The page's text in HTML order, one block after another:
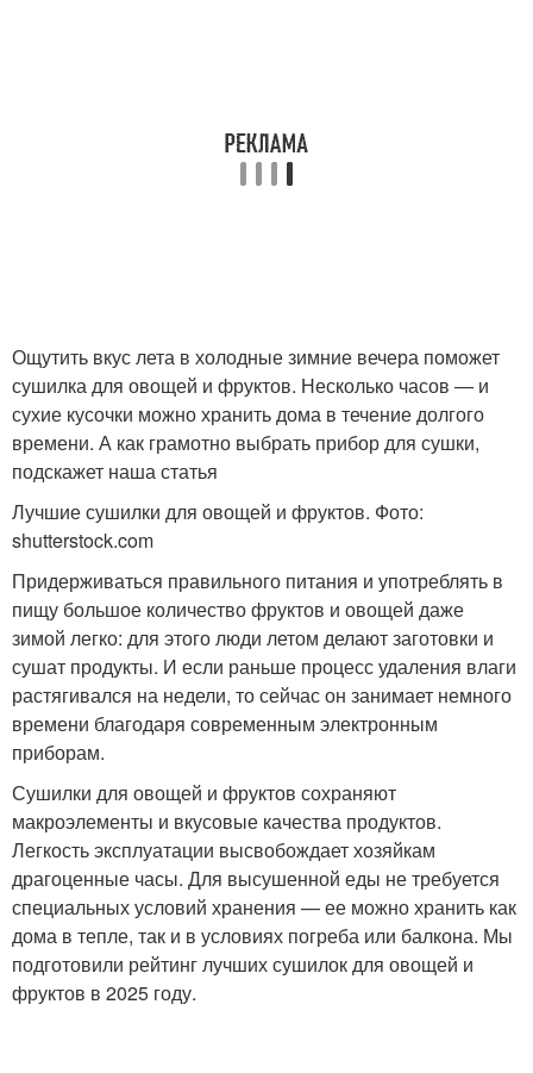
Ощутить вкус лета в холодные зимние вечера поможет
сушилка для овощей и фруктов. Несколько часов — и
сухие кусочки можно хранить дома в течение долгого
времени. А как грамотно выбрать прибор для сушки,
подскажет наша статья
Лучшие сушилки для овощей и фруктов. Фото:
shutterstock.com
Придерживаться правильного питания и употреблять в
пищу большое количество фруктов и овощей даже
зимой легко: для этого люди летом делают заготовки и
сушат продукты. И если раньше процесс удаления влаги
растягивался на недели, то сейчас он занимает немного
времени благодаря современным электронным
приборам.
Сушилки для овощей и фруктов сохраняют
макроэлементы и вкусовые качества продуктов.
Легкость эксплуатации высвобождает хозяйкам
драгоценные часы. Для высушенной еды не требуется
специальных условий хранения — ее можно хранить как
дома в тепле, так и в условиях погреба или балкона. Мы
подготовили рейтинг лучших сушилок для овощей и
фруктов в 2025 году.